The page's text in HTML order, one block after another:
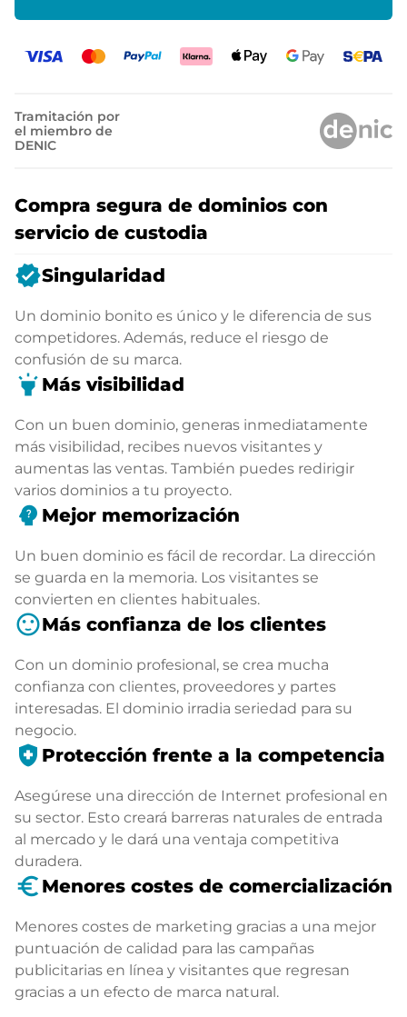
Tramitación por
el miembro de
DENIC
Compra segura de dominios con
servicio de custodia
verifiedSingularidad
Un dominio bonito es único y le diferencia de sus
competidores. Además, reduce el riesgo de
confusión de su marca.
highlight Más visibilidad
Con un buen dominio, generas inmediatamente
más visibilidad, recibes nuevos visitantes y
aumentas las ventas. También puedes redirigir
varios dominios a tu proyecto.
psychology_alt Mejor memorización
Un buen dominio es fácil de recordar. La dirección
se guarda en la memoria. Los visitantes se
convierten en clientes habituales.
sentiment_satisfiedMás confianza de los clientes
Con un dominio profesional, se crea mucha
confianza con clientes, proveedores y partes
interesadas. El dominio irradia seriedad para su
negocio.
health_and_safety Protección frente a la competencia
Asegúrese una dirección de Internet profesional en
su sector. Esto creará barreras naturales de entrada
al mercado y le dará una ventaja competitiva
duradera.
euro_symbol Menores costes de comercialización
Menores costes de marketing gracias a una mejor
puntuación de calidad para las campañas
publicitarias en línea y visitantes que regresan
gracias a un efecto de marca natural.